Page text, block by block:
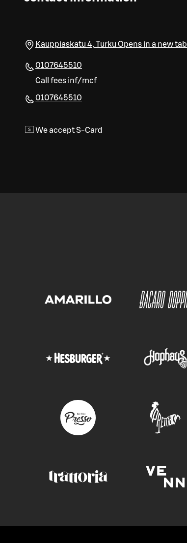
Kauppiaskatu 4, Turku Opens in a new tab
0107645510
Call fees inf/mcf
0107645510
We accept S-Card